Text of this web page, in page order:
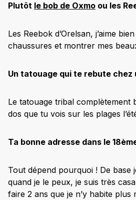
Plutôt le bob de Oxmo ou les
Les Reebok d’Orelsan, j’aime
chaussures et montrer mes
Un tatouage qui te rebute chez
Le tatouage tribal complètement
dos que tu vois sur les plages
Ta bonne adresse dans le
Tout dépend pourquoi ! De base
quand je le peux, je suis très
faire 2 ans que je n’y habite plus